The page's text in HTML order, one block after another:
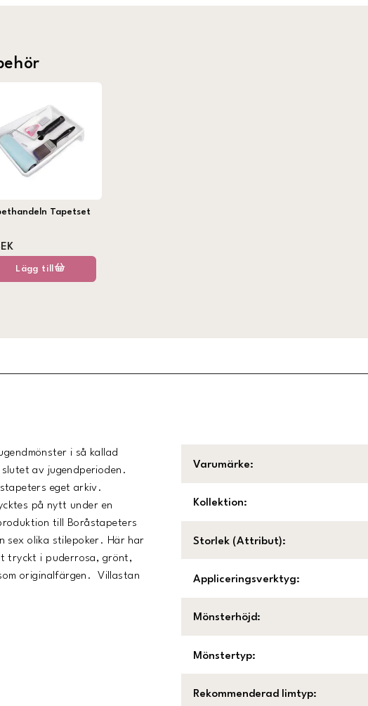
Tapetset
Lägg till
i så kallad
av jugendperioden.
eget arkiv.
på nytt under en
till Boråstapeters
sex olika stilepoker. Här har
tryckt i puderrosa, grönt,
originalfärgen. Villastan
Varumärke:
Kollektion:
Storlek (Attribut):
Appliceringsverktyg:
Mönsterhöjd:
Mönstertyp:
Rekommenderad limtyp: